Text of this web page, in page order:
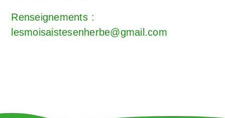
Renseignements :
lesmoisaistesenherbe@gmail.com